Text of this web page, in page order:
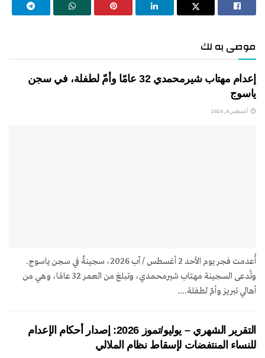
موصى به لك
إعدام مهتاب شيرمحمدي 32 عامًا وأمّ لطفلة، في سجن
ياسوج
أغسطس 4, 2026
أُعدمت فجر يوم الأحد 2 أغسطس / آب 2026، سجينةٌ في سجن ياسوج.
وتُدعى السجينة مهتاب شيرمحمدي، وتبلغ من العمر 32 عامًا، وهي من
أهالي تبريز وأمّ لطفلة....
التقرير الشهري – يوليو/تموز 2026: إصدار أحكام الإعدام
للنساء المنتفضات لإسقاط نظام الملالي